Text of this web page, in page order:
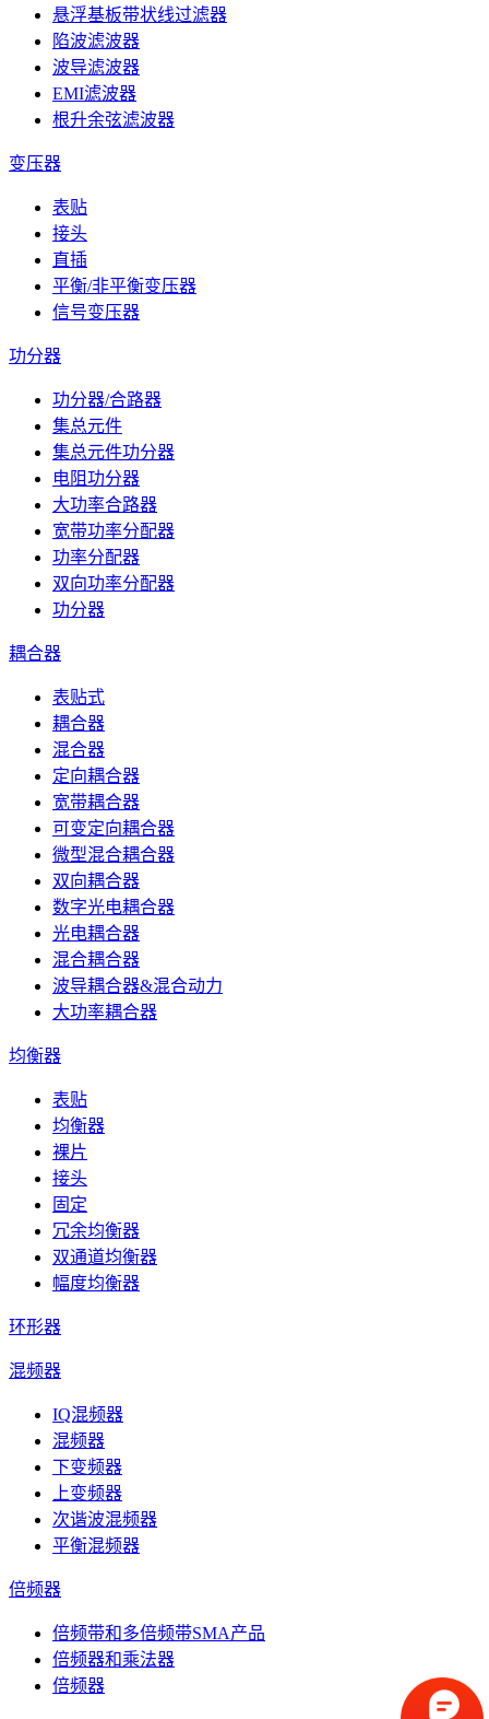
悬浮基板带状线过滤器
陷波滤波器
波导滤波器
EMI滤波器
根升余弦滤波器
变压器
表贴
接头
直插
平衡/非平衡变压器
信号变压器
功分器
功分器/合路器
集总元件
集总元件功分器
电阻功分器
大功率合路器
宽带功率分配器
功率分配器
双向功率分配器
功分器
耦合器
表贴式
耦合器
混合器
定向耦合器
宽带耦合器
可变定向耦合器
微型混合耦合器
双向耦合器
数字光电耦合器
光电耦合器
混合耦合器
波导耦合器&混合动力
大功率耦合器
均衡器
表贴
均衡器
裸片
接头
固定
冗余均衡器
双通道均衡器
幅度均衡器
环形器
混频器
IQ混频器
混频器
下变频器
上变频器
次谐波混频器
平衡混频器
倍频器
倍频带和多倍频带SMA产品
倍频器和乘法器
倍频器